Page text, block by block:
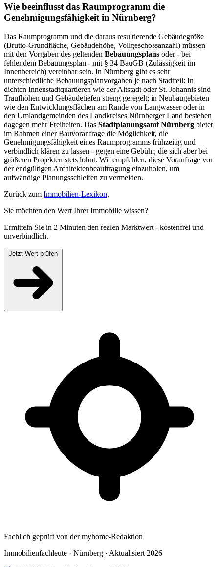
Wie beeinflusst das Raumprogramm die
Genehmigungsfähigkeit in Nürnberg?
Das Raumprogramm und die daraus resultierende Gebäudegröße
(Brutto-Grundfläche, Gebäudehöhe, Vollgeschossanzahl) müssen
mit den Vorgaben des geltenden Bebauungsplans oder - bei
fehlendem Bebauungsplan - mit § 34 BauGB (Zulässigkeit im
Innenbereich) vereinbar sein. In Nürnberg gibt es sehr
unterschiedliche Bebauungsplanvorgaben je nach Stadtteil: In
dichten Innenstadtquartieren wie der Altstadt oder St. Johannis sind
Traufhöhen und Gebäudetiefen streng geregelt; in Neubaugebieten
wie den Entwicklungsflächen am Rande von Langwasser oder in
den Umlandgemeinden des Landkreises Nürnberger Land bestehen
dagegen mehr Freiheiten. Das Stadtplanungsamt Nürnberg bietet
im Rahmen einer Bauvoranfrage die Möglichkeit, die
Genehmigungsfähigkeit eines Raumprogramms frühzeitig und
verbindlich klären zu lassen - gegen eine Gebühr, die sich aber bei
größeren Projekten stets lohnt. Wir empfehlen, diese Voranfrage vor
der endgültigen Architektenbeauftragung einzuholen, um
aufwändige Planungsschleifen zu vermeiden.
Zurück zum Immobilien-Lexikon.
Sie möchten den Wert Ihrer Immobilie wissen?
Ermitteln Sie in 2 Minuten den realen Marktwert - kostenfrei und
unverbindlich.
Fachlich geprüft von der myhome-Redaktion
Immobilienfachleute · Nürnberg · Aktualisiert 2026